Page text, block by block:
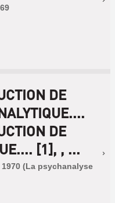
DE
DE
[1], , ...
(La psychanalyse